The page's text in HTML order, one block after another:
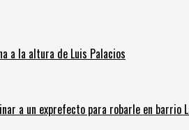
a la altura de Luis Palacios
a un exprefecto para robarle en barrio